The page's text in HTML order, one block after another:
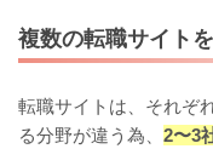
複数の転職サイト
転職サイトは、それぞ
る分野が違う為、 2〜3